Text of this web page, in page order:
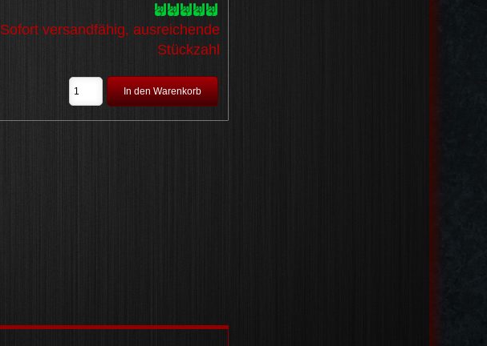
Sofort versandfähig, ausreichende
Stückzahl